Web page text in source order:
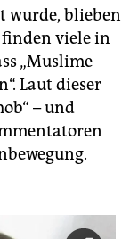
wurde, blieben
viele in
„Muslime
Laut dieser
– und